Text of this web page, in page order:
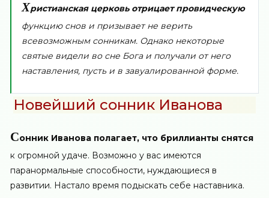
Христианская церковь отрицает провидческую
функцию снов и призывает не верить
всевозможным сонникам. Однако некоторые
святые видели во сне Бога и получали от него
наставления, пусть и в завуалированной форме.
Новейший сонник Иванова
Сонник Иванова полагает, что бриллианты снятся
к огромной удаче. Возможно у вас имеются
паранормальные способности, нуждающиеся в
развитии. Настало время подыскать себе наставника.